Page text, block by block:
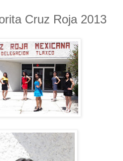
Cruz Roja 2013